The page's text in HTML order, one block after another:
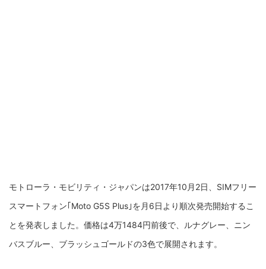
モトローラ・モビリティ・ジャパンは2017年10月2日、SIMフリー
スマートフォン｢Moto G5S Plus｣を月6日より順次発売開始するこ
とを発表しました。価格は4万1484円前後で、ルナグレー、ニン
バスブルー、ブラッシュゴールドの3色で展開されます。